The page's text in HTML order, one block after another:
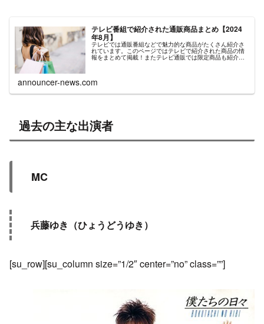
テレビ番組で紹介された通販商品まとめ【2024
年8月】
テレビでは通販番組などで魅力的な商品がたくさん紹介さ
れています。このページではテレビで紹介された商品の情
報をまとめて掲載！またテレビ通販では限定商品も紹介さ
announcer-news.com
過去の主な出演者
MC
兵藤ゆき（ひょうどうゆき）
[su_row][su_column size=”1/2″ center=”no” class=””]